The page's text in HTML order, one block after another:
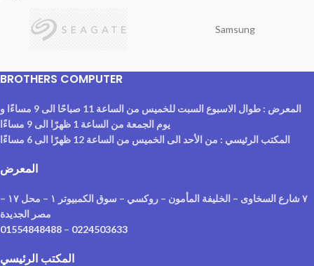
Samsung
BROTHERS COMPUTER
المعرض : طوال الاسبوع السبت للخميس من الساعة 11 صباحًا الى 9 مساءًا و
يوم الجمعة من الساعة 1 ظهرًا الى 9 مساءًا
المكتب الرئيسي : من الأحد الى الخميس من الساعة 12 ظهرًا الى 6 مساءًا
المعرض
٧ شارع السخاوى – الخليفة المأمون – روكسي – سوق الكمبيوتر ١ – محل ١٧ –
مصر الجديدة
01554848488 – 0224503633
المكتب الرئيسي